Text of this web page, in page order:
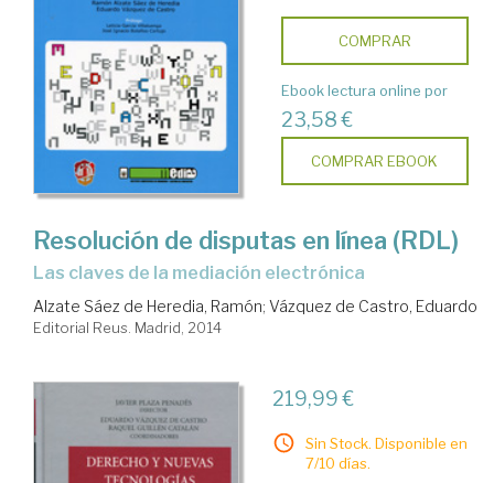
COMPRAR
Ebook lectura online por
23,58 €
COMPRAR EBOOK
Resolución de disputas en línea (RDL)
las claves de la mediación electrónica
Alzate Sáez de Heredia, Ramón; Vázquez de Castro, Eduardo
Editorial Reus. Madrid, 2014
219,99 €
Sin Stock. Disponible en
7/10 días.